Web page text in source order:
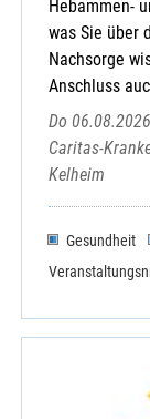
Hebammen-
was Sie über
Nachsorge
Anschluss
Do
Caritas-
Kelheim
Gesundheit